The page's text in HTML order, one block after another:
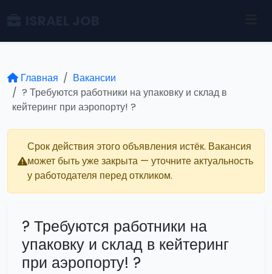
Главная
Вакансии
? Требуются работники на упаковку и склад в
кейтеринг при аэропорту! ?
Срок действия этого объявления истёк. Вакансия
может быть уже закрыта — уточните актуальность
у работодателя перед откликом.
? Требуются работники на
упаковку и склад в кейтеринг
при аэропорту! ?